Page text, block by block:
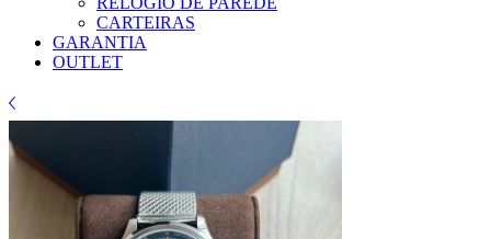
CARTEIRAS
GARANTIA
OUTLET